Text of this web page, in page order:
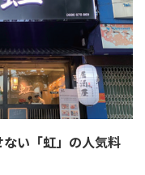
い「虹」の人気料